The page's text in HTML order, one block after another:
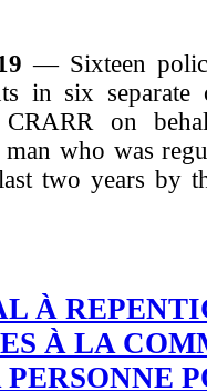
— Sixteen
in six separate
on
who was
two years by
À
À LA